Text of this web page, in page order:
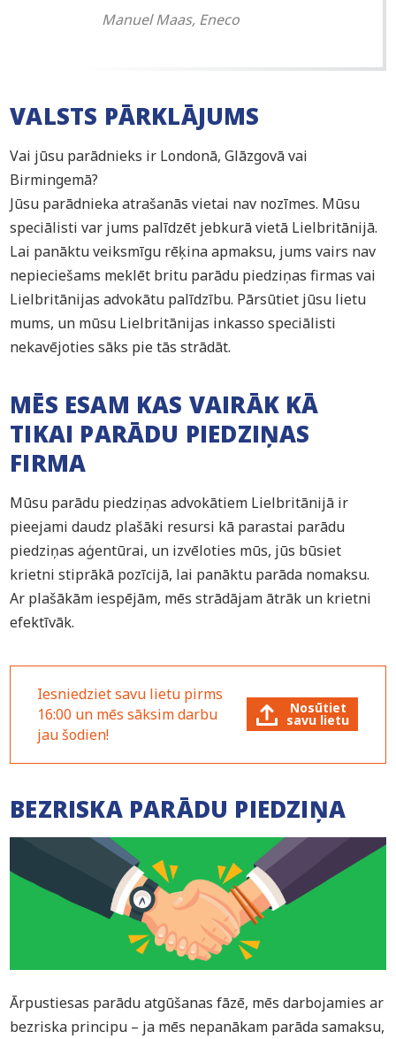
Manuel Maas, Eneco
VALSTS PĀRKLĀJUMS
Vai jūsu parādnieks ir Londonā, Glāzgovā vai
Birmingemā?
Jūsu parādnieka atrašanās vietai nav nozīmes. Mūsu
speciālisti var jums palīdzēt jebkurā vietā Lielbritānijā.
Lai panāktu veiksmīgu rēķina apmaksu, jums vairs nav
nepieciešams meklēt britu parādu piedziņas firmas vai
Lielbritānijas advokātu palīdzību. Pārsūtiet jūsu lietu
mums, un mūsu Lielbritānijas inkasso speciālisti
nekavējoties sāks pie tās strādāt.
MĒS ESAM KAS VAIRĀK KĀ
TIKAI PARĀDU PIEDZIŅAS
FIRMA
Mūsu parādu piedziņas advokātiem Lielbritānijā ir
pieejami daudz plašāki resursi kā parastai parādu
piedziņas aģentūrai, un izvēloties mūs, jūs būsiet
krietni stiprākā pozīcijā, lai panāktu parāda nomaksu.
Ar plašākām iespējām, mēs strādājam ātrāk un krietni
efektīvāk.
Iesniedziet savu lietu pirms
16:00 un mēs sāksim darbu
jau šodien!
Nosūtiet
savu lietu
BEZRISKA PARĀDU PIEDZIŅA
Ārpustiesas parādu atgūšanas fāzē, mēs darbojamies ar
bezriska principu – ja mēs nepanākam parāda samaksu,